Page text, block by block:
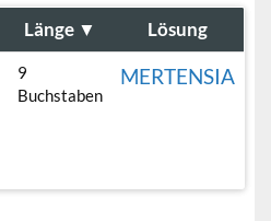
Länge ▼ Lösung
9
Buchstaben
MERTENSIA